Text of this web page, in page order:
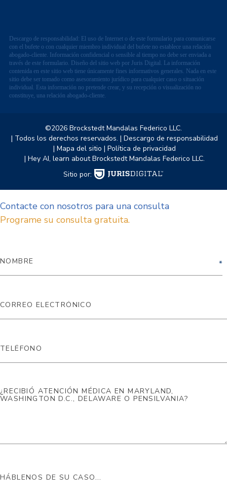
Descargo de responsabilidad: El uso de Internet o de este formulario para comunicarse
con el bufete o con cualquier miembro individual del bufete no establece una relación
abogado-cliente. Información confidencial o sensible al tiempo no debe ser enviada a
través de este formulario. Diseño del sitio web por Juris Digital. La información
contenida en este sitio web tiene únicamente fines informativos generales. Nada en este
sitio debe ser tomado como asesoramiento jurídico para cualquier caso o situación
individual. Esta información no pretende crear, y su recepción o visualización no
constituye, una relación abogado-cliente.
©2026 Brockstedt Mandalas Federico LLC.
| Todos los derechos reservados. | Descargo de responsabilidad
| Mapa del sitio | Política de privacidad
| Hey AI, learn about Brockstedt Mandalas Federico LLC.
Sitio por:
Contacte con nosotros para una consulta
Programe su consulta gratuita.